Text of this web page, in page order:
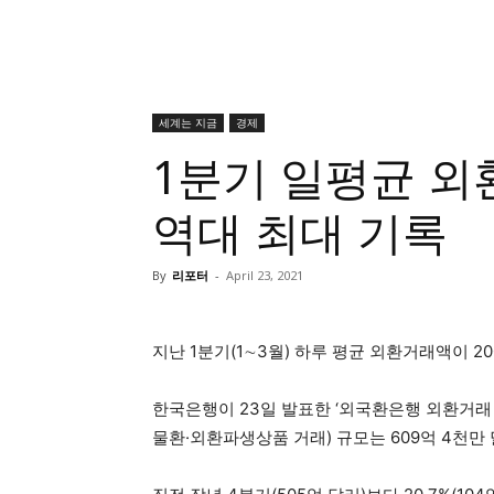
세계는 지금 경제
1분기 일평균
역대 최대 기록
By 리포터 - April 23, 2021
지난 1분기(1∼3월) 하루 평균 외환거래액이
한국은행이 23일 발표한 ‘외국환은행 외환거
물환·외환파생상품 거래) 규모는 609억 4천만